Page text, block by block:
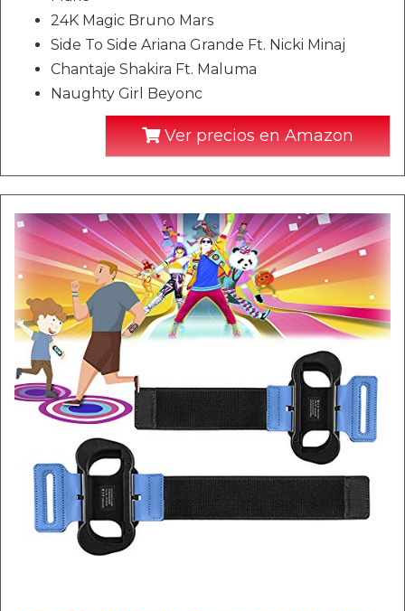
24K Magic Bruno Mars
Side To Side Ariana Grande Ft. Nicki Minaj
Chantaje Shakira Ft. Maluma
Naughty Girl Beyonc
Ver precios en Amazon